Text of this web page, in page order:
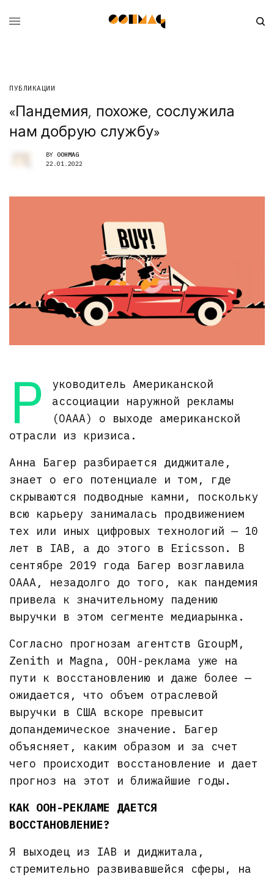
ПУБЛИКАЦИИ
«Пандемия, похоже, сослужила
нам добрую службу»
BY OOHMAG
22.01.2022
Р
уководитель Американской
ассоциации наружной рекламы
(OAAA) о выходе американской
отрасли из кризиса.
Анна Багер разбирается диджитале,
знает о его потенциале и том, где
скрываются подводные камни, поскольку
всю карьеру занималась продвижением
тех или иных цифровых технологий — 10
лет в IAB, а до этого в Ericsson. В
сентябре 2019 года Багер возглавила
OAAA, незадолго до того, как пандемия
привела к значительному падению
выручки в этом сегменте медиарынка.
Согласно прогнозам агентств GroupM,
Zenith и Magna, OOH-реклама уже на
пути к восстановлению и даже более —
ожидается, что объем отраслевой
выручки в США вскоре превысит
допандемическое значение. Багер
объясняет, каким образом и за счет
чего происходит восстановление и дает
прогноз на этот и ближайшие годы.
КАК OOH-РЕКЛАМЕ ДАЕТСЯ
ВОССТАНОВЛЕНИЕ?
Я выходец из IAB и диджитала,
стремительно развивавшейся сферы, на